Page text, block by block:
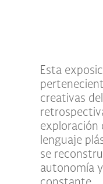
Esta
creativas
exploración
lenguaje
se
autonomía